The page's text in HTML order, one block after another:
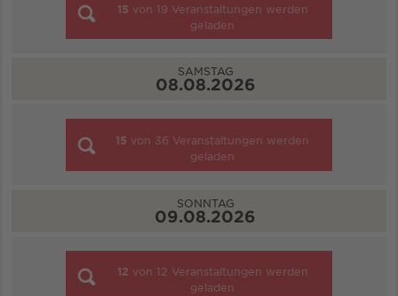
15 von 19 Veranstaltungen werden
geladen
SAMSTAG
08.08.2026
15 von 36 Veranstaltungen werden
geladen
SONNTAG
09.08.2026
12 von 12 Veranstaltungen werden
geladen